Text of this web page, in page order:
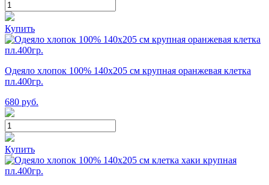
Купить
Одеяло хлопок 100% 140х205 см крупная оранжевая клетка
пл.400гр.
680 руб.
Купить